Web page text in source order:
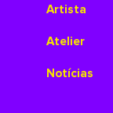
Artista
Atelier
Notícias